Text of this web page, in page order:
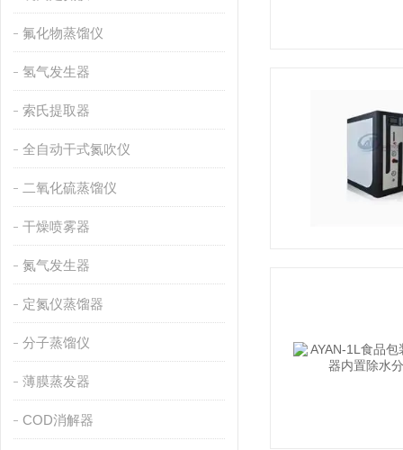
氟化物蒸馏仪
氢气发生器
索氏提取器
全自动干式氮吹仪
二氧化硫蒸馏仪
干燥喷雾器
氮气发生器
定氮仪蒸馏器
分子蒸馏仪
薄膜蒸发器
COD消解器